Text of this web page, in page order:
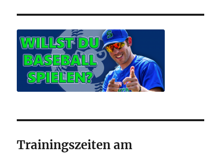
Trainingszeiten am